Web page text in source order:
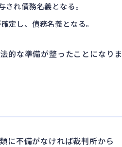
れ債務名義となる。
定し、債務名義となる。
的な準備が整ったことになりま
に不備がなければ裁判所から